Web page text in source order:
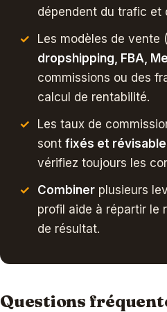
dépendent du trafic et
Les modèles de vente (
dropshipping, FBA,
commissions ou des
calcul de rentabilité.
Les taux de
sont fixés et
vérifiez toujours les
Combiner plusieurs
profil aide à répartir le
de résultat.
Questions